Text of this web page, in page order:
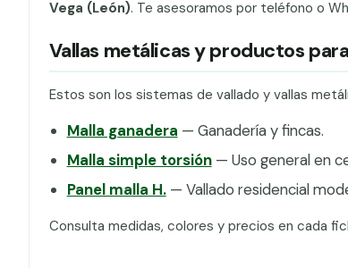
Vega (León). Te asesoramos por teléfono o
Vallas metálicas y productos
Estos son los sistemas de vallado y vallas
Malla ganadera — Ganadería y fincas.
Malla simple torsión— Uso general en
Panel malla H.— Vallado residencial
Consulta medidas, colores y precios en cada